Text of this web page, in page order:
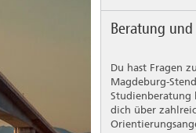
Beratung
Du hast Fragen
Magdeburg-
Studienberatung
dich über